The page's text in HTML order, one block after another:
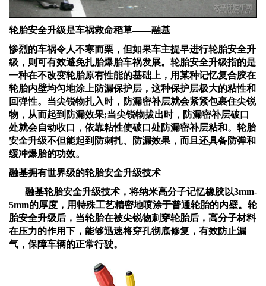
轮胎安全升级是车祸救命稻草——融基
惨烈的车祸令人不寒而栗，但如果车主提早进行轮胎安全升
级，则可有效避免扎胎爆胎车祸发展。轮胎安全升级指的是
一种在不改变轮胎原有性能的基础上，用某种记忆复合胶在
轮胎内壁均匀地涂上防漏保护层，这种保护层极大的粘性和
回弹性。当尖锐物扎入时，防漏密补层就会紧紧包裹住尖锐
物，从而起到防漏效果;当尖锐物拔出时，防漏密补层破口
处就会自动收口，依靠粘性使破口处防漏密补层粘和。轮胎
安全升级不但能起到防刺扎、防漏效果，而且还具备防弹和
缓冲爆胎的功效。
融基拥有世界级的轮胎安全升级技术
融基轮胎安全升级技术，将纳米高分子记忆橡胶以3mm-
5mm的厚度，用特殊工艺精密地喷涂于普通轮胎的内壁。轮
胎安全升级后，当轮胎在被尖锐物刺穿轮胎后，高分子材料
在压力的作用下，能够迅速将穿孔彻底修复，有效防止漏
气，保障车辆的正常行驶。